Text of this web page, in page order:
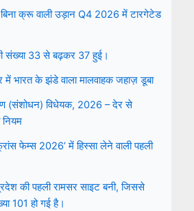
क्रू वाली उड़ान Q4 2026 में टारगेटेड
संख्या 33 से बढ़कर 37 हुई।
भारत के झंडे वाला मालवाहक जहाज़ डूबा
(संशोधन) विधेयक, 2026 – देर से
फेम्स 2026’ में हिस्सा लेने वाली पहली
की पहली रामसर साइट बनी, जिससे
101 हो गई है।